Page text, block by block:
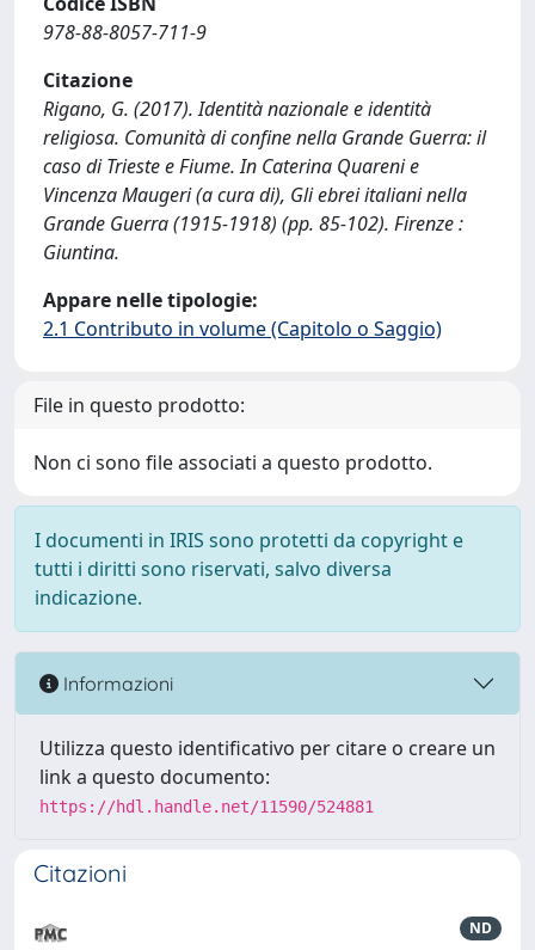
978-88-8057-711-9
Citazione
Rigano, G. (2017). Identità nazionale e identità
religiosa. Comunità di confine nella Grande Guerra: il
caso di Trieste e Fiume. In Caterina Quareni e
Vincenza Maugeri (a cura di), Gli ebrei italiani nella
Grande Guerra (1915-1918) (pp. 85-102). Firenze :
Giuntina.
Appare nelle tipologie:
2.1 Contributo in volume (Capitolo o Saggio)
File in questo prodotto:
Non ci sono file associati a questo prodotto.
I documenti in IRIS sono protetti da copyright e
tutti i diritti sono riservati, salvo diversa
indicazione.
Informazioni
Utilizza questo identificativo per citare o creare un
link a questo documento:
https://hdl.handle.net/11590/524881
Citazioni
ND